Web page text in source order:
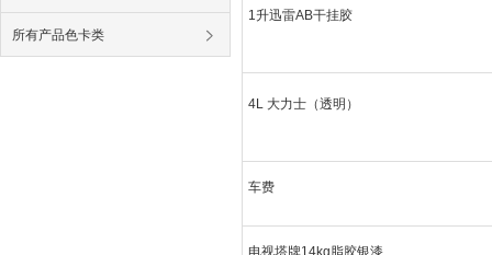
所有产品色卡类
1升迅雷AB干挂胶
4L 大力士（透明）
车费
电视塔牌14kg脂胶银漆